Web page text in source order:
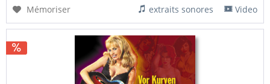
Mémoriser
extraits sonores Video